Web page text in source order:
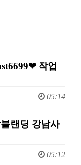
작업
05:14
랜딩 강남사
05:12